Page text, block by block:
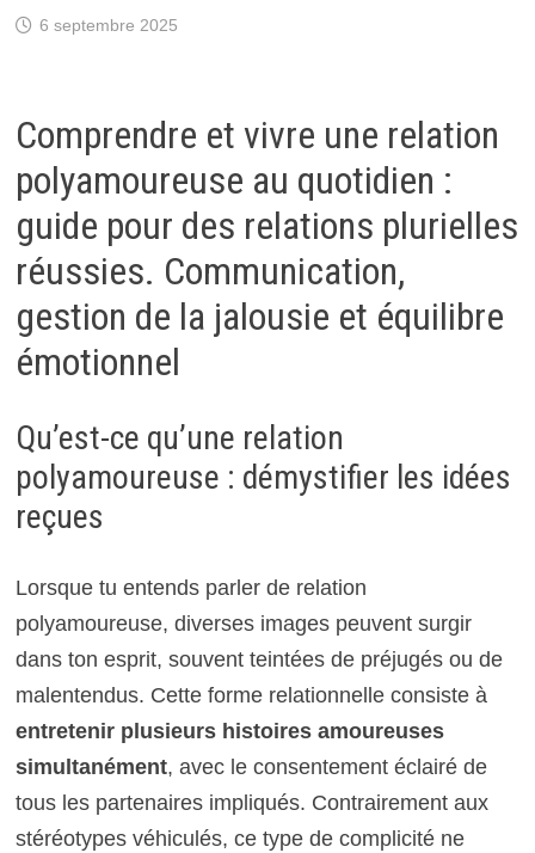
6 septembre 2025
Comprendre et vivre une relation
polyamoureuse au quotidien :
guide pour des relations plurielles
réussies. Communication,
gestion de la jalousie et équilibre
émotionnel
Qu’est-ce qu’une relation
polyamoureuse : démystifier les idées
reçues
Lorsque tu entends parler de relation
polyamoureuse, diverses images peuvent surgir
dans ton esprit, souvent teintées de préjugés ou de
malentendus. Cette forme relationnelle consiste à
entretenir plusieurs histoires amoureuses
simultanément, avec le consentement éclairé de
tous les partenaires impliqués. Contrairement aux
stéréotypes véhiculés, ce type de complicité ne